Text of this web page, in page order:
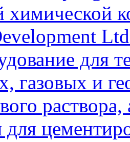
химической
для
газовых и
для